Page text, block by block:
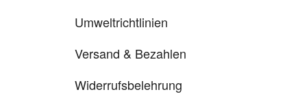
Umweltrichtlinien
Versand & Bezahlen
Widerrufsbelehrung